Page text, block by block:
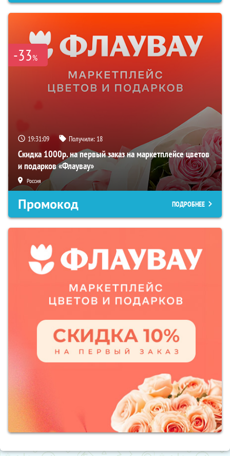
-33%
19:31:08 Получили: 18
Скидка 1000р. на первый заказ на маркетплейсе цветов
и подарков «Флаувау»
Россия
Промокод ПОДРОБНЕЕ